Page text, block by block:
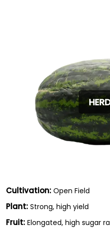
Cultivation: Open Field
Plant: Strong, high yield
Fruit: Elongated, high sugar